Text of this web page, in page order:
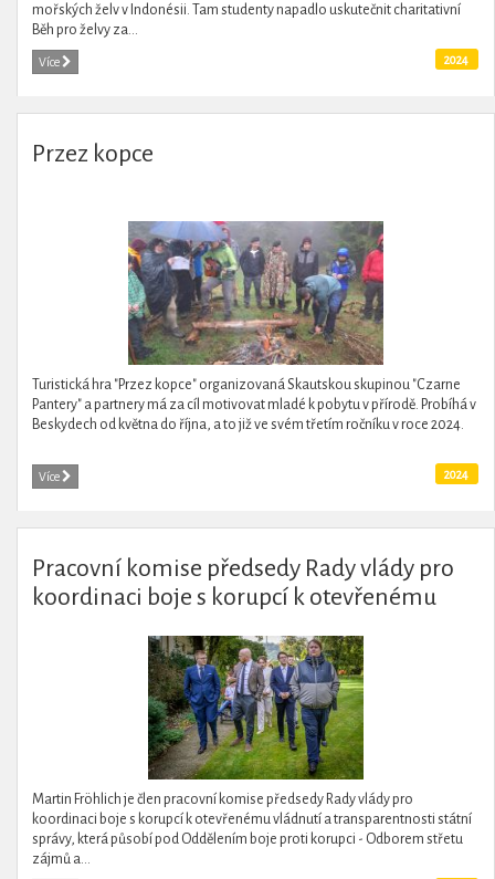
mořských želv v Indonésii. Tam studenty napadlo uskutečnit charitativní
Běh pro želvy za...
Více 2024
Przez kopce
Turistická hra "Przez kopce" organizovaná Skautskou skupinou "Czarne
Pantery" a partnery má za cíl motivovat mladé k pobytu v přírodě. Probíhá v
Beskydech od května do října, a to již ve svém třetím ročníku v roce 2024.
Více 2024
Pracovní komise předsedy Rady vlády pro
koordinaci boje s korupcí k otevřenému
Martin Fröhlich je člen pracovní komise předsedy Rady vlády pro
koordinaci boje s korupcí k otevřenému vládnutí a transparentnosti státní
správy, která působí pod Oddělením boje proti korupci - Odborem střetu
zájmů a...